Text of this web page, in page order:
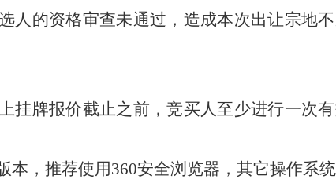
人的资格审查未通过，造成本次出让宗地
挂牌报价截止之前，竞买人至少进行一次
本，推荐使用360安全浏览器，其它操作系